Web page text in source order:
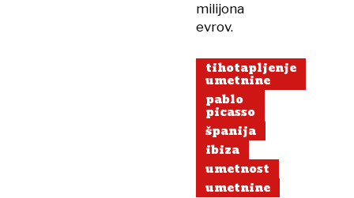
milijona
evrov.
tihotapljenje
umetnine
pablo
picasso
španija
ibiza
umetnost
umetnine